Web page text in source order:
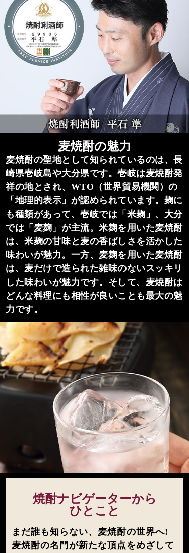
麦焼酎の魅力
麦焼酎の聖地として知られているのは、長
崎県壱岐島や大分県です。壱岐は麦焼酎発
祥の地とされ、WTO（世界貿易機関）の
「地理的表示」が認められています。麹に
も種類があって、壱岐では「米麹」、大分
では「麦麹」が主流。米麹を用いた麦焼酎
は、米麹の甘味と麦の香ばしさを活かした
味わいが魅力。一方、麦麹を用いた麦焼酎
は、麦だけで造られた雑味のないスッキリ
した味わいが魅力です。そして、麦焼酎は
どんな料理にも相性が良いことも最大の魅
力です。
焼酎ナビゲーターから
ひとこと
まだ誰も知らない、麦焼酎の世界へ!
麦焼酎の名門が新たな頂点をめざして